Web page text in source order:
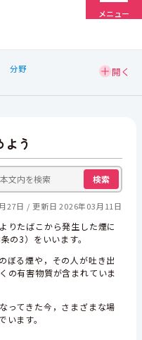
メニュー
分野
う
検索
27日 更新日 2026年03月11日
りたばこから発生した煙に
の3）をいいます。
ぼる煙や，その人が吐き出
の有害物質が含まれていま
ってきた今，さまざまな場
ます。